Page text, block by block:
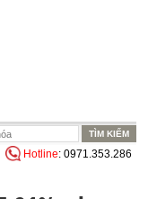
Hotline: 0971.353.286